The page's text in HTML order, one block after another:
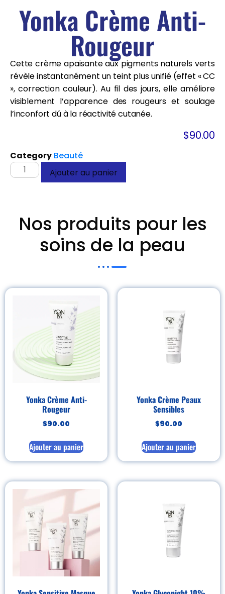
Yonka Crème Anti-
Rougeur
Cette crème apaisante aux pigments naturels verts
révèle instantanément un teint plus unifié (effet « CC
», correction couleur). Au fil des jours, elle améliore
visiblement l’apparence des rougeurs et soulage
l’inconfort dû à la réactivité cutanée.
$90.00
Category Beauté
Ajouter au panier
Nos produits pour les
soins de la peau
Yonka Crème Anti-
Rougeur
$90.00
Ajouter au panier
Yonka Crème Peaux
Sensibles
$90.00
Ajouter au panier